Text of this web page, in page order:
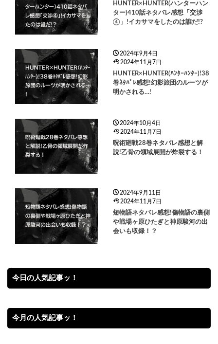
HUNTER×HUNTER(ハンターハン
ター)410話ネタバレ感想「交渉
④」!イカサマをしたのは誰だ!?
2024年9月4日
2024年11月7日
HUNTER×HUNTER(ﾊﾝﾀｰﾊﾝﾀｰ)!38
巻ﾈﾀﾊﾞﾚ感想!幻影旅団のルーツが
明かされる…!
2024年10月4日
2024年11月7日
呪術廻戦28巻ネタバレ感想と解
説!乙骨の領域展開が炸裂する！
2024年9月11日
2024年11月7日
短物語ネタバレ感想!傷物語の裏側
や戦場ヶ原ひたぎと神原駿河の出
会いも収録！？
今日の人気記事ッ！
今月の人気記事ッ！